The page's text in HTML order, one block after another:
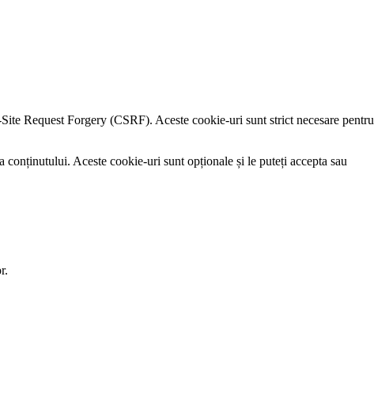
Request Forgery (CSRF). Aceste cookie-uri sunt strict necesare pentru
Aceste cookie-uri sunt opționale și le puteți accepta sau